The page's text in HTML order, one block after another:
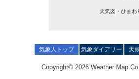
天気図・ひま
気象人トップ 気象ダイアリー 天
Copyright© 2026 Weather Map